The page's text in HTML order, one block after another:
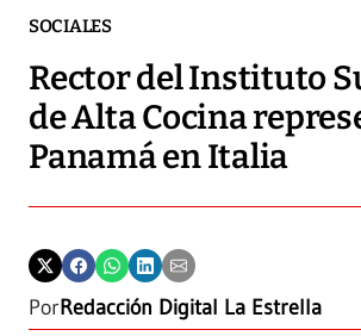
SOCIALES
Rector del Instituto
de Alta Cocina
Panamá en Italia
PorRedacción Digital La Estrella